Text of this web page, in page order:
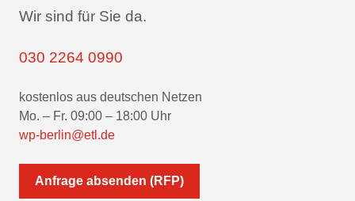
Wir sind für Sie da.
030 2264 0990
kostenlos aus deutschen Netzen
Mo. – Fr. 09:00 – 18:00 Uhr
wp-berlin@etl.de
Anfrage absenden (RFP)